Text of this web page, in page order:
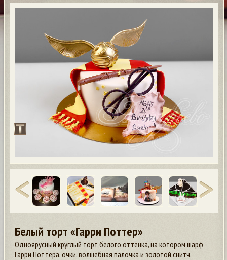
Белый торт «Гарри Поттер»
Одноярусный круглый торт белого оттенка, на котором шарф
Гарри Поттера, очки, волшебная палочка и золотой снитч.